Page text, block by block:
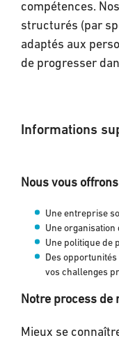
compétences.
structurés (par
adaptés aux
de progresser
Informations
Nous vous
Une entreprise
Une
Une politique de
Des
vos challenges
Notre process de
Mieux se